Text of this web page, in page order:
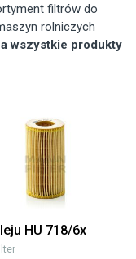
filtrów do
rolniczych
wszystkie produkty
HU 718/6x